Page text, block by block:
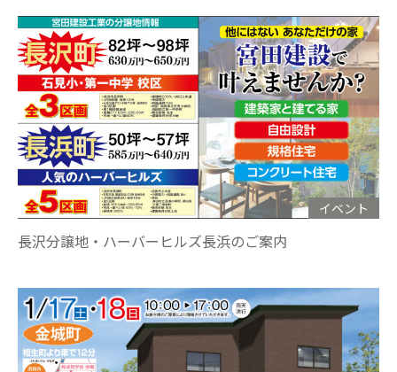
イベント
長沢分譲地・ハーバーヒルズ長浜のご案内